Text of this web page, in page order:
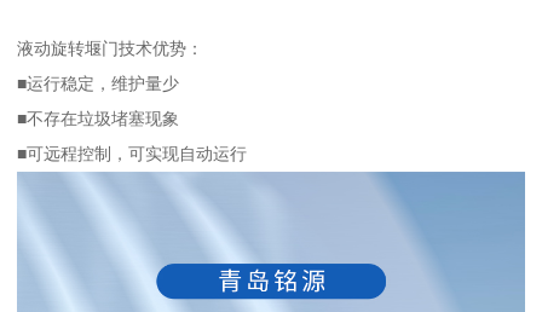
液动旋转堰门技术优势：
■运行稳定，维护量少
■不存在垃圾堵塞现象
■可远程控制，可实现自动运行